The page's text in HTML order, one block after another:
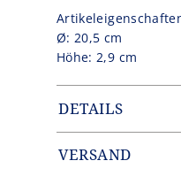
Ø: 20,5 cm
Höhe: 2,9 cm
DETAILS
Artikelnummer:
Gewicht: 0.349 kg
VERSAND